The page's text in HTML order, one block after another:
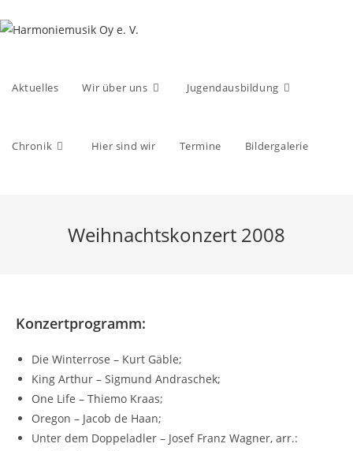
Inhalt
Aktuelles Wir über uns Jugendausbildung
Chronik Hier sind wir Termine Bildergalerie
Weihnachtskonzert 2008
Konzertprogramm:
Die Winterrose – Kurt Gäble;
King Arthur – Sigmund Andraschek;
One Life – Thiemo Kraas;
Oregon – Jacob de Haan;
Unter dem Doppeladler – Josef Franz Wagner, arr.: